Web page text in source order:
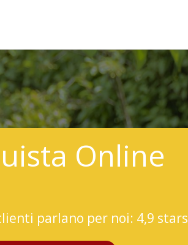
Online
parlano per noi: 4,9 stars